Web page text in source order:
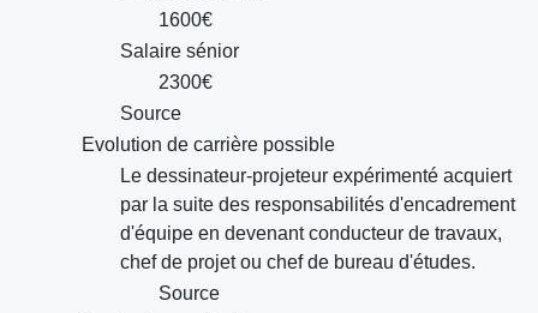
1600€
Salaire sénior
2300€
Source
Evolution de carrière possible
Le dessinateur-projeteur expérimenté acquiert
par la suite des responsabilités d'encadrement
d'équipe en devenant conducteur de travaux,
chef de projet ou chef de bureau d'études.
Source